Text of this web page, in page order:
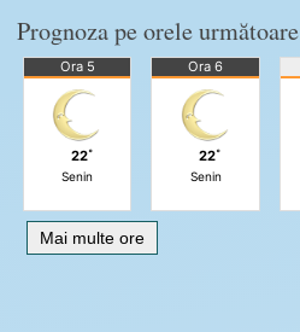
Prognoza pe orele următoare
Ora 5
22˚
Senin
Ora 6
22˚
Senin
Mai multe ore